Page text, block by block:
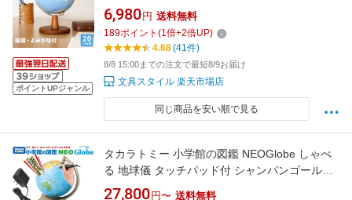
ポイントUPジャンル
がな ふりがな 小学生 子供 プレゼント 地図 最
新OYV221 2026/07（誕生日 お祝い プレゼント
ラッピング無料）
6,980 円 送料無料
189ポイント (1倍+2倍UP)
4.68(41件)
8/8 15:00までの注文で最短8/9お届け
文具スタイル 楽天市場店
同じ商品を安い順で見る
タカラトミー 小学館の図鑑 NEOGlobe しゃべ
る 地球儀 タッチパッド付 シャンパンゴールド
カラー【送料無料】
27,800 円〜 送料無料